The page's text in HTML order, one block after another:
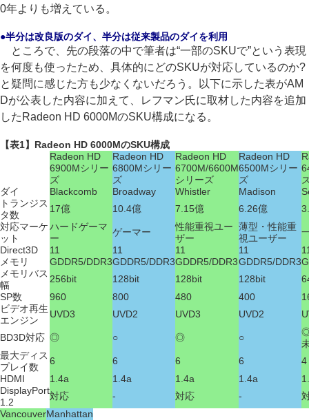
0年よりも増えている。
●半分は改良版のダイ、半分は従来製品のダイを利用
ところで、先の段落の中で筆者は“一部のSKUで”という表現
を何度も使ったため、具体的にどのSKUが対応しているのか?
と疑問に感じた方も少なくないだろう。以下に示した表がAM
Dが公表した内容に加えて、レフマン氏に取材した内容を追加
したRadeon HD 6000MのSKU構成になる。
【表1】Radeon HD 6000MのSKU構成
Radeon HD
6900Mシリー
ズ
Radeon HD
6800Mシリー
ズ
Radeon HD
6700M/6600M
シリーズ
Radeon HD
6500Mシリー
ズ
ダイ
Blackcomb Broadway Whistler Madison
トランジス
タ数
17億 10.4億 7.15億 6.26億
対応マーケ
ット
ハードゲーマ
ー
ゲーマー
性能重視ユー
ザー
薄型・性能重
視ユーザー
Direct3D
11 11 11 11
メモリ
GDDR5/DDR3GDDR5/DDR3GDDR5/DDR3GDDR5/DDR3
メモリバス
幅
256bit 128bit 128bit 128bit
SP数
960 800 480 400
ビデオ再生
エンジン
UVD3 UVD2 UVD3 UVD2
BD3D対応 ◎ ○ ◎ ○
最大ディス
プレイ数
6 6 6 6
4
HDMI
1.4a 1.4a 1.4a 1.4a
DisplayPort
1.2
対応 - 対応 -
VancouverManhattan